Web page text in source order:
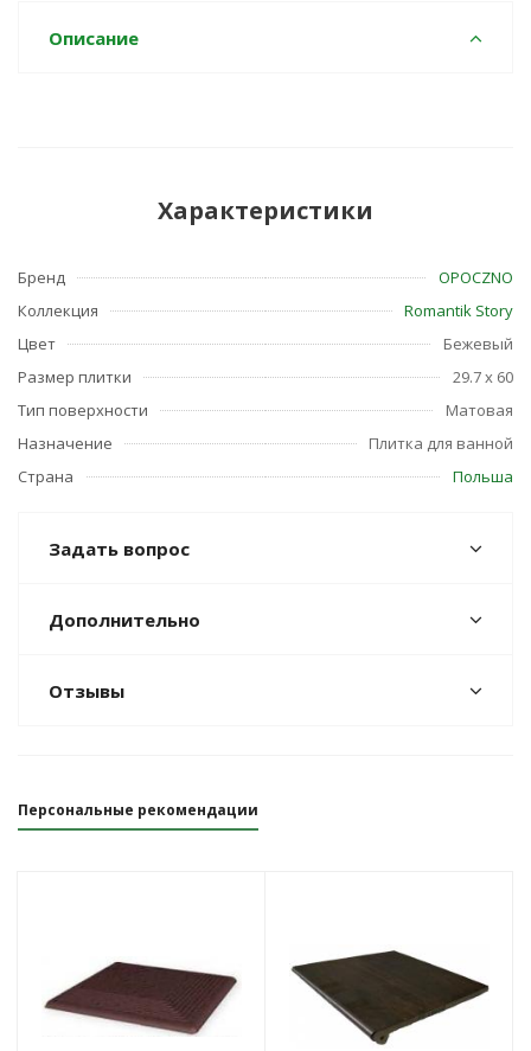
Описание
Характеристики
Бренд
OPOCZNO
Коллекция
Romantik Story
Цвет
Бежевый
Размер плитки
29.7 x 60
Тип поверхности
Матовая
Назначение
Плитка для ванной
Страна
Польша
Задать вопрос
Дополнительно
Отзывы
Персональные рекомендации